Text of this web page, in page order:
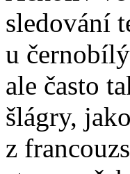
sledování
u
ale často
šlágry,
z